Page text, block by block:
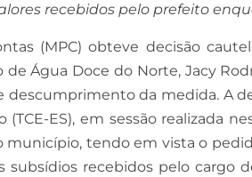
recebidos pelo prefeito
(MPC) obteve decisão
Água Doce do Norte, Jacy
descumprimento da medida. A
ES), em sessão realizada
município, tendo em vista o
subsídios recebidos pelo